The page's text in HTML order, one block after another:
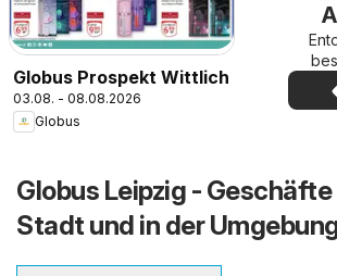
Globus Prospekt Wittlich
03.08. - 08.08.2026
Globus
Globus Leipzig - Geschäfte
Stadt und in der